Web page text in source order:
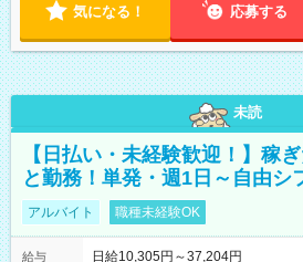
気になる！ 応募する
未読
【日払い・未経験歓迎！】稼
と勤務！単発・週1日～自由シ
アルバイト 職種未経験OK
給与
日給10,305円～37,204円